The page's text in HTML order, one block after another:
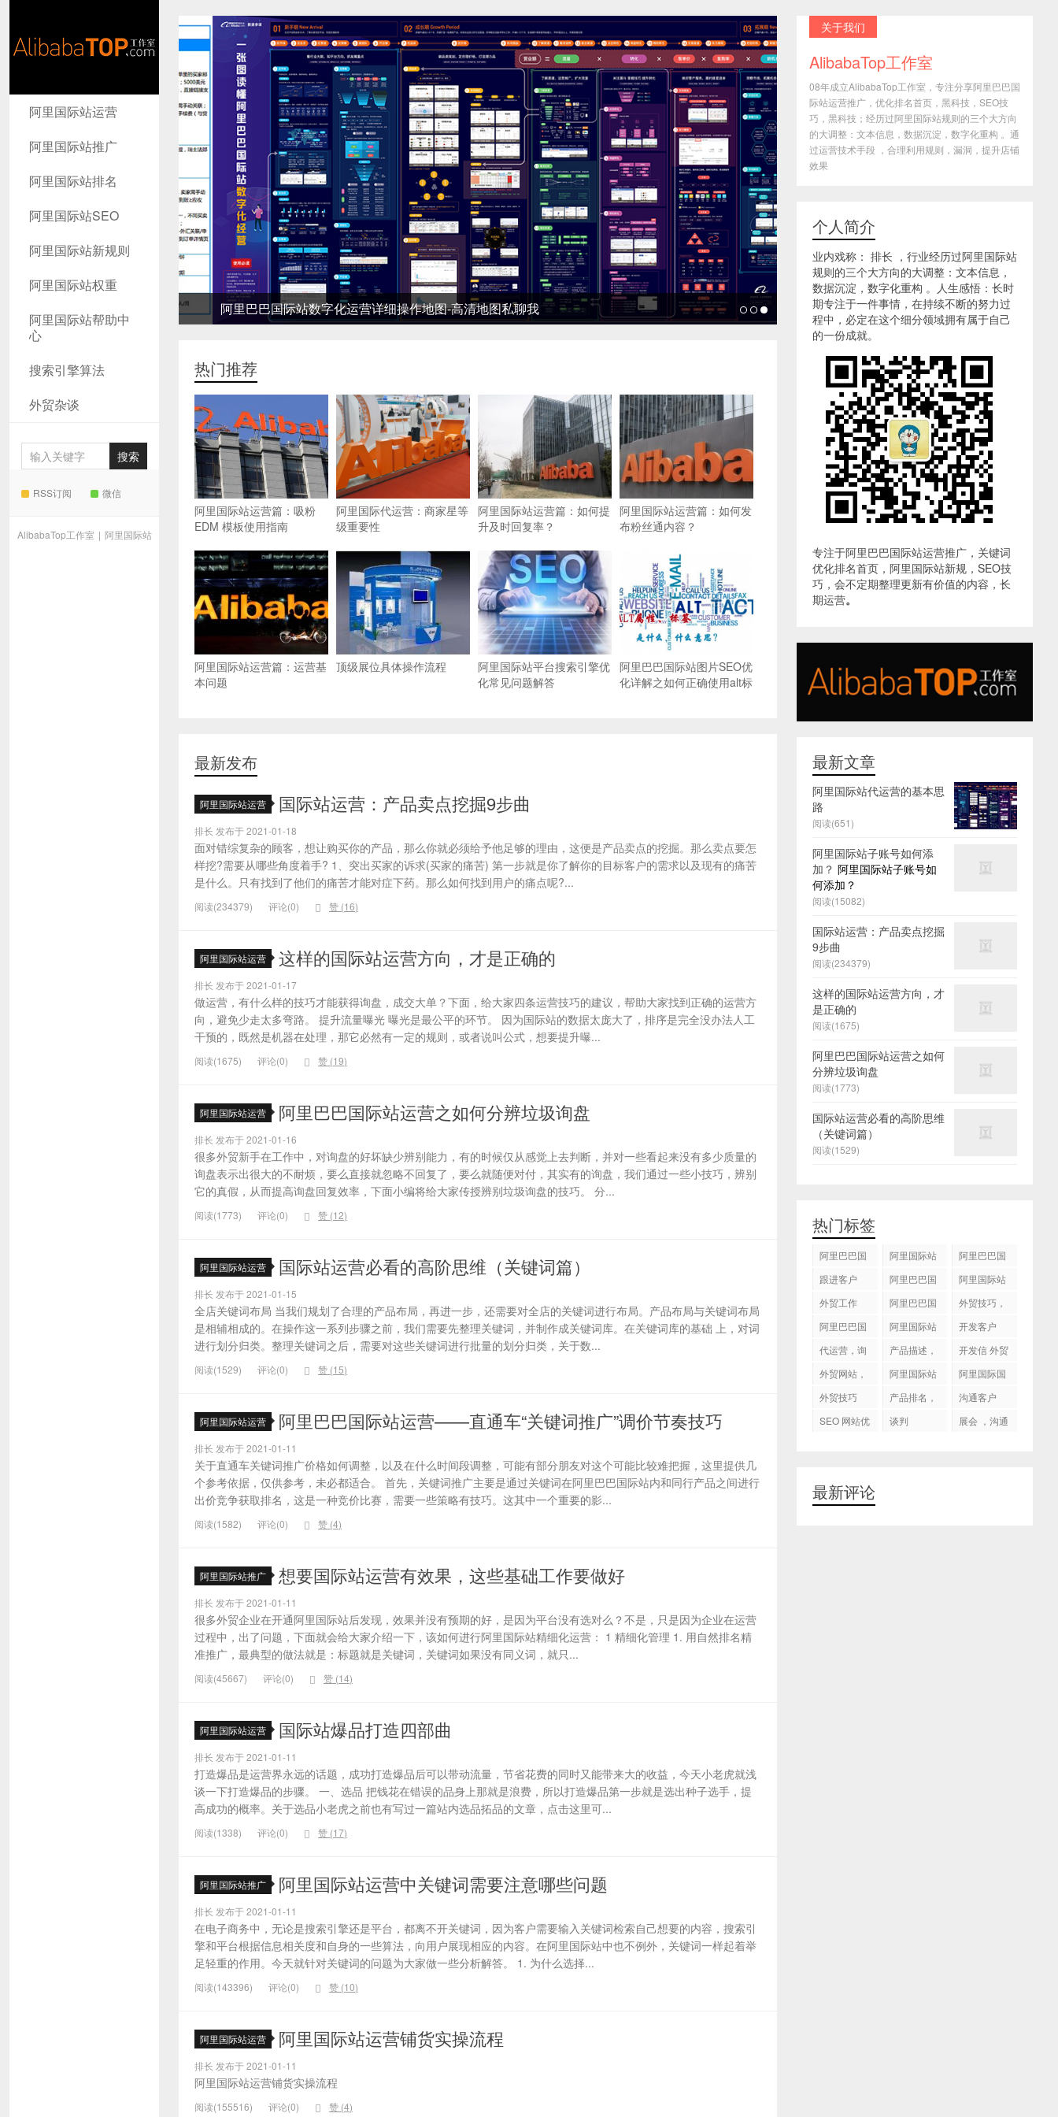
AlibabaTop
工作室
阿里国际站运营
阿里国际站推广
阿里国际站排名
阿里国际站SEO
阿里国际站新规则
阿里国际站权重
阿里国际站帮助中
心
搜索引擎算法
外贸杂谈
RSS订阅 微信
AlibabaTop工作室 | 阿里国际站
阿里巴巴国际站数字化运营详细操作地图-高清地图私聊我
热门推荐
阿里国际站运营篇：吸粉
EDM 模板使用指南
阿里国际代运营：商家星等
级重要性
阿里国际站运营篇：如何提
升及时回复率？
阿里国际站运营篇：如何发
布粉丝通内容？
阿里国际站运营篇：运营基
本问题
顶级展位具体操作流程
阿里国际站平台搜索引擎优
化常见问题解答
阿里巴巴国际站图片SEO优
化详解之如何正确使用alt标
最新发布
阿里国际站运营 国际站运营：产品卖点挖掘9步曲
排长 发布于 2021-01-18
面对错综复杂的顾客，想让购买你的产品，那么你就必须给予他足够的理由，这便是产品卖点的挖掘。那么卖点要怎
样挖?需要从哪些角度着手? 1、突出买家的诉求(买家的痛苦) 第一步就是你了解你的目标客户的需求以及现有的痛苦
是什么。只有找到了他们的痛苦才能对症下药。那么如何找到用户的痛点呢?...
阅读(234379) 评论(0) 赞 (16)
阿里国际站运营 这样的国际站运营方向，才是正确的
排长 发布于 2021-01-17
做运营，有什么样的技巧才能获得询盘，成交大单？下面，给大家四条运营技巧的建议，帮助大家找到正确的运营方
向，避免少走太多弯路。 提升流量曝光 曝光是最公平的环节。 因为国际站的数据太庞大了，排序是完全没办法人工
干预的，既然是机器在处理，那它必然有一定的规则，或者说叫公式，想要提升曝...
阅读(1675) 评论(0) 赞 (19)
阿里国际站运营 阿里巴巴国际站运营之如何分辨垃圾询盘
排长 发布于 2021-01-16
很多外贸新手在工作中，对询盘的好坏缺少辨别能力，有的时候仅从感觉上去判断，并对一些看起来没有多少质量的
询盘表示出很大的不耐烦，要么直接就忽略不回复了，要么就随便对付，其实有的询盘，我们通过一些小技巧，辨别
它的真假，从而提高询盘回复效率，下面小编将给大家传授辨别垃圾询盘的技巧。 分...
阅读(1773) 评论(0) 赞 (12)
阿里国际站运营 国际站运营必看的高阶思维（关键词篇）
排长 发布于 2021-01-15
全店关键词布局 当我们规划了合理的产品布局，再进一步，还需要对全店的关键词进行布局。产品布局与关键词布局
是相辅相成的。在操作这一系列步骤之前，我们需要先整理关键词，并制作成关键词库。在关键词库的基础 上，对词
进行划分归类。整理关键词之后，需要对这些关键词进行批量的划分归类，关于数...
阅读(1529) 评论(0) 赞 (15)
阿里国际站运营 阿里巴巴国际站运营——直通车“关键词推广”调价节奏技巧
排长 发布于 2021-01-11
关于直通车关键词推广价格如何调整，以及在什么时间段调整，可能有部分朋友对这个可能比较难把握，这里提供几
个参考依据，仅供参考，未必都适合。 首先，关键词推广主要是通过关键词在阿里巴巴国际站内和同行产品之间进行
出价竞争获取排名，这是一种竞价比赛，需要一些策略有技巧。这其中一个重要的影...
阅读(1582) 评论(0) 赞 (4)
阿里国际站推广 想要国际站运营有效果，这些基础工作要做好
排长 发布于 2021-01-11
很多外贸企业在开通阿里国际站后发现，效果并没有预期的好，是因为平台没有选对么？不是，只是因为企业在运营
过程中，出了问题，下面就会给大家介绍一下，该如何进行阿里国际站精细化运营： 1 精细化管理 1. 用自然排名精
准推广，最典型的做法就是：标题就是关键词，关键词如果没有同义词，就只...
阅读(45667) 评论(0) 赞 (14)
阿里国际站运营 国际站爆品打造四部曲
排长 发布于 2021-01-11
打造爆品是运营界永远的话题，成功打造爆品后可以带动流量，节省花费的同时又能带来大的收益，今天小老虎就浅
谈一下打造爆品的步骤。 一、选品 把钱花在错误的品身上那就是浪费，所以打造爆品第一步就是选出种子选手，提
高成功的概率。关于选品小老虎之前也有写过一篇站内选品拓品的文章，点击这里可...
阅读(1338) 评论(0) 赞 (17)
阿里国际站推广 阿里国际站运营中关键词需要注意哪些问题
排长 发布于 2021-01-11
在电子商务中，无论是搜索引擎还是平台，都离不开关键词，因为客户需要输入关键词检索自己想要的内容，搜索引
擎和平台根据信息相关度和自身的一些算法，向用户展现相应的内容。在阿里国际站中也不例外，关键词一样起着举
足轻重的作用。今天就针对关键词的问题为大家做一些分析解答。 1. 为什么选择...
阅读(143396) 评论(0) 赞 (10)
阿里国际站运营 阿里国际站运营铺货实操流程
排长 发布于 2021-01-11
阿里国际站运营铺货实操流程
阅读(155516) 评论(0) 赞 (4)
关于我们
AlibabaTop工作室
08年成立AlibabaTop工作室，专注分享阿里巴巴国
际站运营推广，优化排名首页，黑科技，SEO技
巧，黑科技；经历过阿里国际站规则的三个大方向
的大调整：文本信息，数据沉淀，数字化重构 。通
过运营技术手段 ，合理利用规则，漏洞，提升店铺
效果
个人简介
业内戏称： 排长 ，行业经历过阿里国际站
规则的三个大方向的大调整：文本信息，
数据沉淀，数字化重构 。人生感悟：长时
期专注于一件事情，在持续不断的努力过
程中，必定在这个细分领域拥有属于自己
的一份成就。
专注于阿里巴巴国际站运营推广，关键词
优化排名首页，阿里国际站新规，SEO技
巧，会不定期整理更新有价值的内容，长
期运营。
最新文章
阿里国际站代运营的基本思
路
阅读(651)
阿里国际站子账号如何添
加？ 阿里国际站子账号如
何添加？
阅读(15082)
国际站运营：产品卖点挖掘
9步曲
阅读(234379)
这样的国际站运营方向，才
是正确的
阅读(1675)
阿里巴巴国际站运营之如何
分辨垃圾询盘
阅读(1773)
国际站运营必看的高阶思维
（关键词篇）
阅读(1529)
热门标签
阿里巴巴国
阿里国际站
国际站托管
服务，阿里
服务
阿里巴巴国
跟进客户
阿里巴巴国
阿里国际站
外贸工作
阿里巴巴国
作
外贸技巧，
阿里巴巴国
化
阿里国际站
开发客户
代运营，询
产品描述，
开发信 外贸
外贸网站，
阿里国际站
阿里国际国
外贸技巧
产品排名，
沟通客户
SEO 网站优
谈判
展会 ，沟通
最新评论